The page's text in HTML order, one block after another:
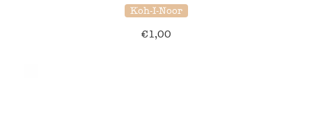
Koh-I-Noor
€1,00